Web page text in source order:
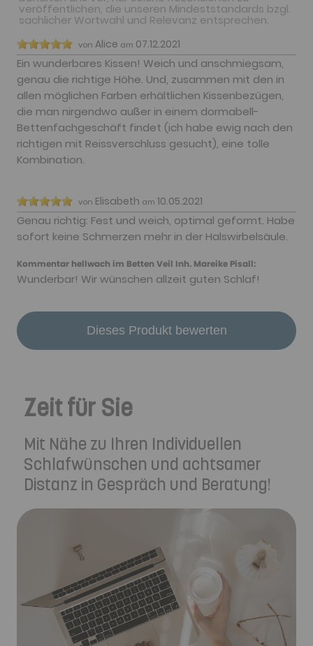
veröffentlichen, die unseren Mindeststandards bzgl.
sachlicher Wortwahl und Relevanz entsprechen.
von Alice am 07.12.2021
Ein wunderbares Kissen! Weich und anschmiegsam,
genau die richtige Höhe. Und, zusammen mit den in
allen möglichen Farben erhältlichen Kissenbezügen,
die man nirgendwo außer in einem dormabell-
Bettenfachgeschäft findet (ich habe ewig nach den
richtigen mit Reissverschluss gesucht), eine tolle
Kombination.
von Elisabeth am 10.05.2021
Genau richtig: Fest und weich, optimal geformt. Habe
sofort keine Schmerzen mehr in der Halswirbelsäule.
Kommentar hellwach im Betten Veil Inh. Mareike Pisall
Wunderbar! Wir wünschen allzeit guten Schlaf!
Dieses Produkt bewerten
Zeit für Sie
Mit Nähe zu Ihren Individuellen
Schlafwünschen und achtsamer
Distanz in Gespräch und Beratung!